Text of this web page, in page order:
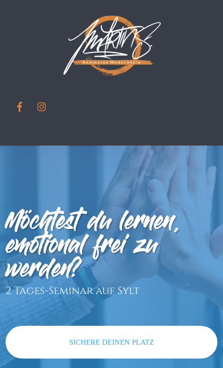
Möchtest du lernen,
emotional frei zu
werden?
2 Tages-Seminar auf Sylt
SICHERE DEINEN PLATZ